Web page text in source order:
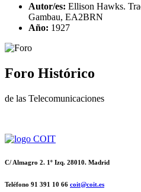
Autor/es: Ellison Hawks.
Gambau, EA2BRN
Año: 1927
Foro Histórico
de las Telecomunicaciones
C/ Almagro 2. 1º Izq. 28010. Madrid
Teléfono 91 391 10 66 coit@coit.es